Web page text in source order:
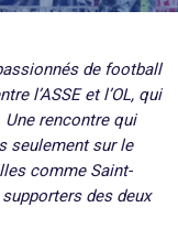
de football
l’ASSE et l’OL, qui
Une rencontre qui
seulement sur le
comme Saint-
des deux